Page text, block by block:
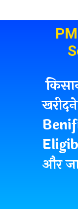
और